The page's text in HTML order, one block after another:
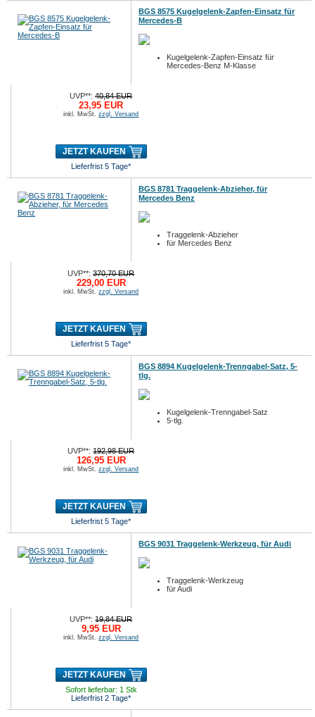
BGS 8575 Kugelgelenk-Zapfen-Einsatz für
Mercedes-B
Kugelgelenk-Zapfen-Einsatz für
Mercedes-Benz M-Klasse
UVP**:40,84 EUR
23,95 EUR
inkl. MwSt.zzgl. Versand
JETZT KAUFEN
Lieferfrist 5 Tage*
BGS 8781 Traggelenk-Abzieher, für
Mercedes Benz
Traggelenk-Abzieher
für Mercedes Benz
UVP**:370,70 EUR
229,00 EUR
inkl. MwSt.zzgl. Versand
JETZT KAUFEN
Lieferfrist 5 Tage*
BGS 8894 Kugelgelenk-Trenngabel-Satz, 5-
tlg.
Kugelgelenk-Trenngabel-Satz
5-tlg.
UVP**:192,98 EUR
126,95 EUR
inkl. MwSt.zzgl. Versand
JETZT KAUFEN
Lieferfrist 5 Tage*
BGS 9031 Traggelenk-Werkzeug, für Audi
Traggelenk-Werkzeug
für Audi
UVP**:19,84 EUR
9,95 EUR
inkl. MwSt.zzgl. Versand
JETZT KAUFEN
Sofort lieferbar: 1 Stk
Lieferfrist 2 Tage*